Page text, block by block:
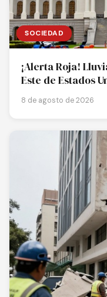
SOCIEDAD
¡Alerta Roja!
Este de Estados
8 de agosto de 2026